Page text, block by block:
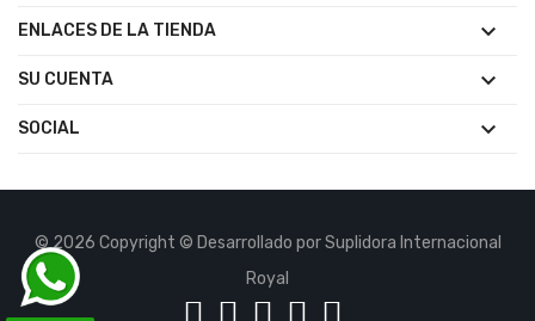
ENLACES DE LA TIENDA 
SU CUENTA 
SOCIAL 
© 2026 Copyright © Desarrollado por Suplidora Internacional
Royal